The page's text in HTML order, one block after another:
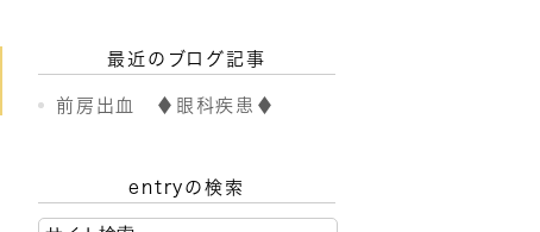
最近のブログ記事
前房出血 ♦眼科疾患♦
entryの検索